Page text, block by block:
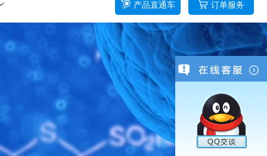
产品直通车 订单服务